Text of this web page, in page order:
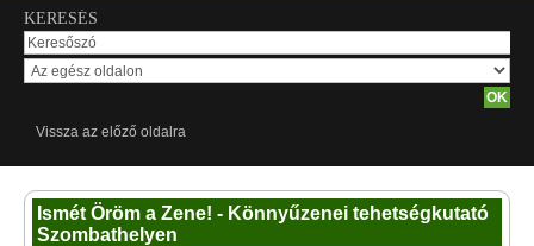
KERESÉS
Vissza az előző oldalra
Ismét Öröm a Zene! - Könnyűzenei tehetségkutató
Szombathelyen